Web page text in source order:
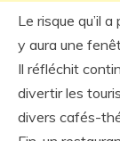
Le risque qu’il
y aura une
Il réfléchit
divertir les
divers cafés-